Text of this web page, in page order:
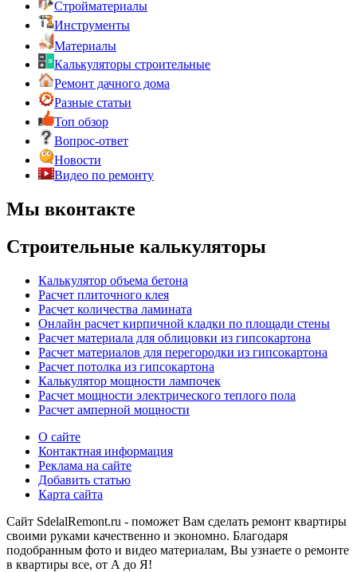
Стройматериалы
Инструменты
Материалы
Калькуляторы строительные
Ремонт дачного дома
Разные статьи
Топ обзор
Вопрос-ответ
Новости
Видео по ремонту
Мы вконтакте
Строительные калькуляторы
Калькулятор объема бетона
Расчет плиточного клея
Расчет количества ламината
Онлайн расчет кирпичной кладки по площади стены
Расчет материала для облицовки из гипсокартона
Расчет материалов для перегородки из гипсокартона
Расчет потолка из гипсокартона
Калькулятор мощности лампочек
Расчет мощности электрического теплого пола
Расчет амперной мощности
О сайте
Контактная информация
Реклама на сайте
Добавить статью
Карта сайта
Сайт SdelalRemont.ru - поможет Вам сделать ремонт квартиры
своими руками качественно и экономно. Благодаря
подобранным фото и видео материалам, Вы узнаете о ремонте
в квартиры все, от А до Я!